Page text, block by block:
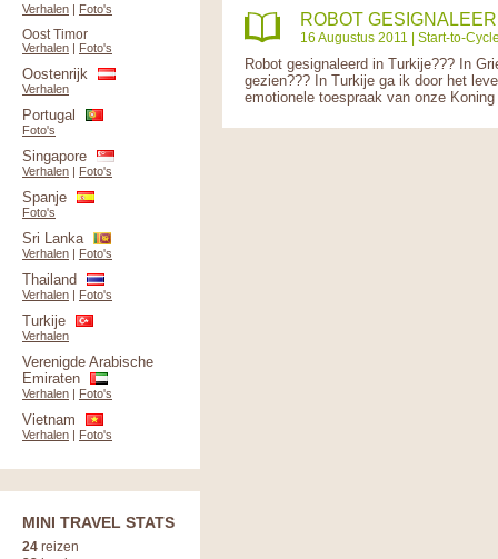
ROBOT
16 Augustus 2011 | Start-to-
Robot gesignaleerd in Turkije??? In
gezien??? In Turkije ga ik door het
emotionele toespraak van onze
Verhalen | Foto's
Oost Timor
Verhalen | Foto's
Oostenrijk
Verhalen
Portugal
Foto's
Singapore
Verhalen | Foto's
Spanje
Foto's
Sri Lanka
Verhalen | Foto's
Thailand
Verhalen | Foto's
Turkije
Verhalen
Verenigde Arabische
Emiraten
Verhalen | Foto's
Vietnam
Verhalen | Foto's
MINI TRAVEL STATS
24 reizen